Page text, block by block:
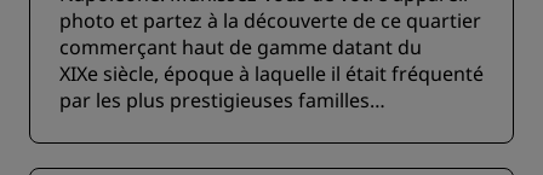
photo et partez à la découverte de ce quartier
commerçant haut de gamme datant du
XIXe siècle, époque à laquelle il était fréquenté
par les plus prestigieuses familles